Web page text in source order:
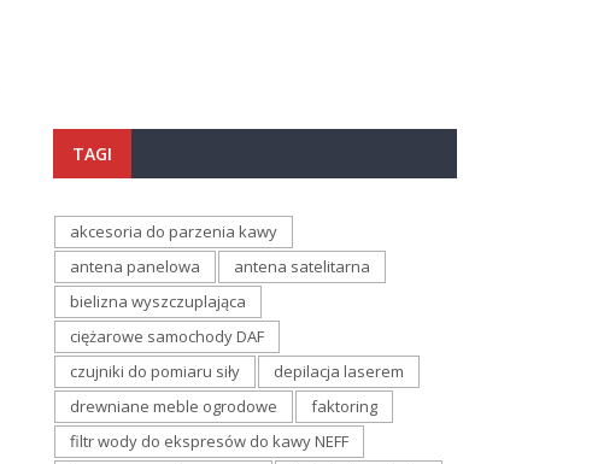
TAGI
akcesoria do parzenia kawy
antena panelowa
antena satelitarna
bielizna wyszczuplająca
ciężarowe samochody DAF
czujniki do pomiaru siły
depilacja laserem
drewniane meble ogrodowe
faktoring
filtr wody do ekspresów do kawy NEFF